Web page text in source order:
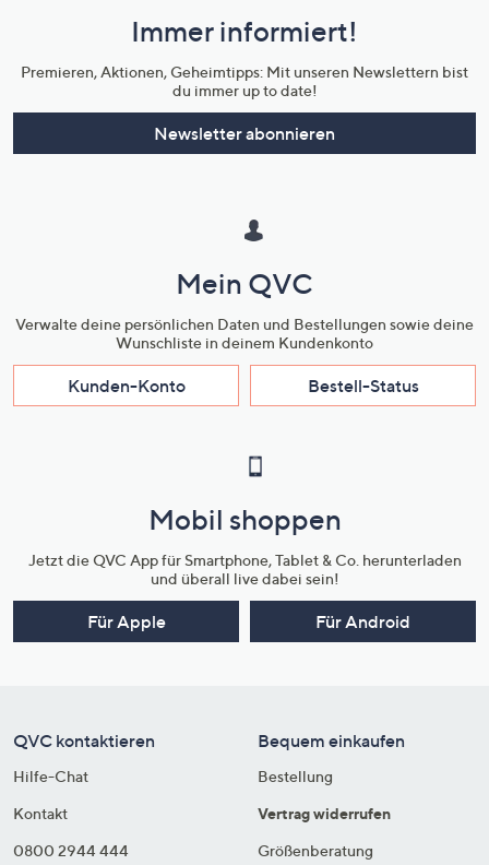
Unternehmensinformationen
Immer informiert!
Premieren, Aktionen, Geheimtipps: Mit unseren Newslettern bist
du immer up to date!
Newsletter abonnieren
Mein QVC
Verwalte deine persönlichen Daten und Bestellungen sowie deine
Wunschliste in deinem Kundenkonto
Kunden-Konto Bestell-Status
Mobil shoppen
Jetzt die QVC App für Smartphone, Tablet & Co. herunterladen
und überall live dabei sein!
Für Apple Für Android
QVC kontaktieren
Hilfe-Chat
Kontakt
0800 2944 444
Bequem einkaufen
Bestellung
Vertrag widerrufen
Größenberatung